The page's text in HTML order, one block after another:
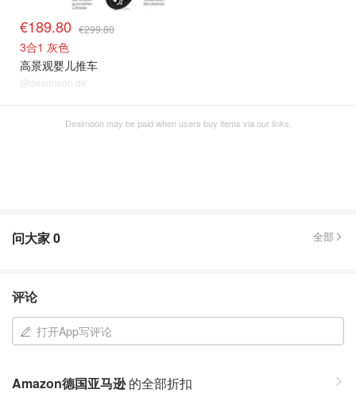
€189.80 €299.80
3合1 灰色
高景观婴儿推车
@dealmoon.de
Dealmoon may be paid when users buy items via our links.
问大家0 全部
评论
打开App写评论
Amazon德国亚马逊的全部折扣